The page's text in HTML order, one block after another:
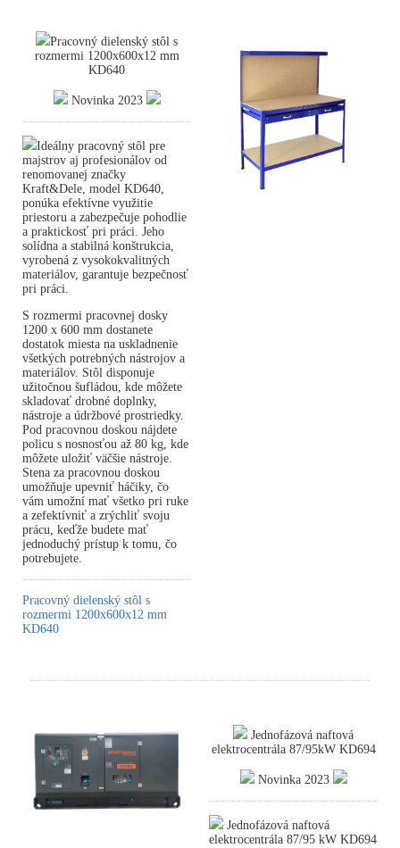
Pracovný dielenský stôl s
rozmermi 1200x600x12 mm
KD640
Novinka 2023
Ideálny pracovný stôl pre
majstrov aj profesionálov od
renomovanej značky
Kraft&Dele, model KD640,
ponúka efektívne využitie
priestoru a zabezpečuje pohodlie
a praktickosť pri práci. Jeho
solídna a stabilná konštrukcia,
vyrobená z vysokokvalitných
materiálov, garantuje bezpečnosť
pri práci.
S rozmermi pracovnej dosky
1200 x 600 mm dostanete
dostatok miesta na uskladnenie
všetkých potrebných nástrojov a
materiálov. Stôl disponuje
užitočnou šufládou, kde môžete
skladovať drobné doplnky,
nástroje a údržbové prostriedky.
Pod pracovnou doskou nájdete
policu s nosnosťou až 80 kg, kde
môžete uložiť väčšie nástroje.
Stena za pracovnou doskou
umožňuje upevniť háčiky, čo
vám umožní mať všetko pri ruke
a zefektívniť a zrýchliť svoju
prácu, keďže budete mať
jednoduchý prístup k tomu, čo
potrebujete.
Pracovný dielenský stôl s
rozmermi 1200x600x12 mm
KD640
Jednofázová naftová
elektrocentrála 87/95kW KD694
Novinka 2023
Jednofázová naftová
elektrocentrála 87/95 kW KD694